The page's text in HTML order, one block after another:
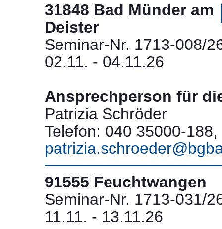
31848 Bad Münder am
Deister
Seminar-Nr. 1713-008/
02.11. - 04.11.26
Ansprechperson für
Patrizia Schröder
Telefon: 040 35000-188,
91555 Feuchtwangen
Seminar-Nr. 1713-031/
11.11. - 13.11.26